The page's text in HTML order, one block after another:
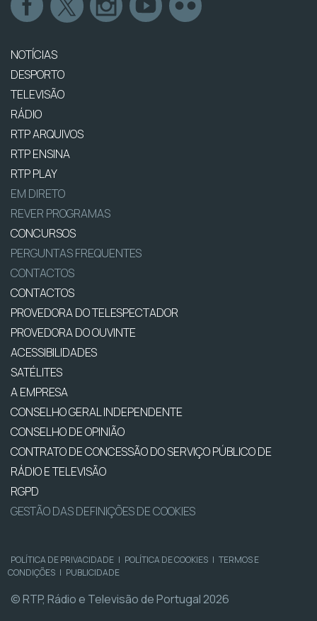
NOTÍCIAS
DESPORTO
TELEVISÃO
RÁDIO
RTP ARQUIVOS
RTP ENSINA
RTP PLAY
EM DIRETO
REVER PROGRAMAS
CONCURSOS
PERGUNTAS FREQUENTES
CONTACTOS
CONTACTOS
PROVEDORA DO TELESPECTADOR
PROVEDORA DO OUVINTE
ACESSIBILIDADES
SATÉLITES
A EMPRESA
CONSELHO GERAL INDEPENDENTE
CONSELHO DE OPINIÃO
CONTRATO DE CONCESSÃO DO SERVIÇO PÚBLICO DE
RÁDIO E TELEVISÃO
RGPD
GESTÃO DAS DEFINIÇÕES DE COOKIES
POLÍTICA DE PRIVACIDADE | POLÍTICA DE COOKIES | TERMOS E
CONDIÇÕES | PUBLICIDADE
© RTP, Rádio e Televisão de Portugal 2026